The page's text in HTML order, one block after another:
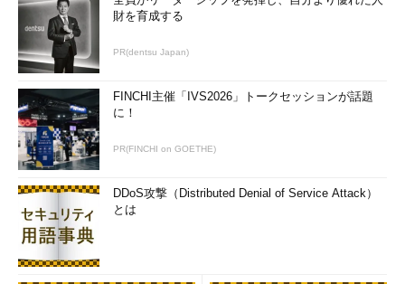
ているからこそ、言葉にするのが難しい技術はたくさんありま
す。
このように、「分かる」だけでは情報としては不十分です。言
葉になっていない部分を実際に体験することで、初めて「でき
る」ようになるのです。
経営のことが“分かったつもり”のコンサルタン
財を育成する
PR(dentsu Japan)
FINCHI主催「IVS2026」トークセッションが話題
に！
PR(FINCHI on GOETHE)
DDoS攻撃（Distributed Denial of Service Attack）
とは